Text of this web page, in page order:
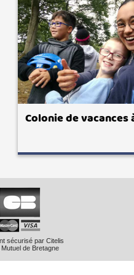
Colonie de
sécurisé par Citelis
de Bretagne